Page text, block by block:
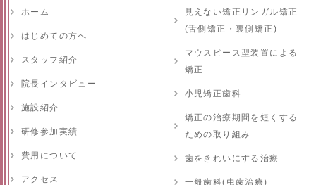
ホーム
はじめての方へ
スタッフ紹介
院長インタビュー
施設紹介
研修参加実績
費用について
アクセス
見えない矯正リンガル矯正
(舌側矯正・裏側矯正)
マウスピース型装置による
矯正
小児矯正歯科
矯正の治療期間を短くする
ための取り組み
歯をきれいにする治療
一般歯科(虫歯治療)